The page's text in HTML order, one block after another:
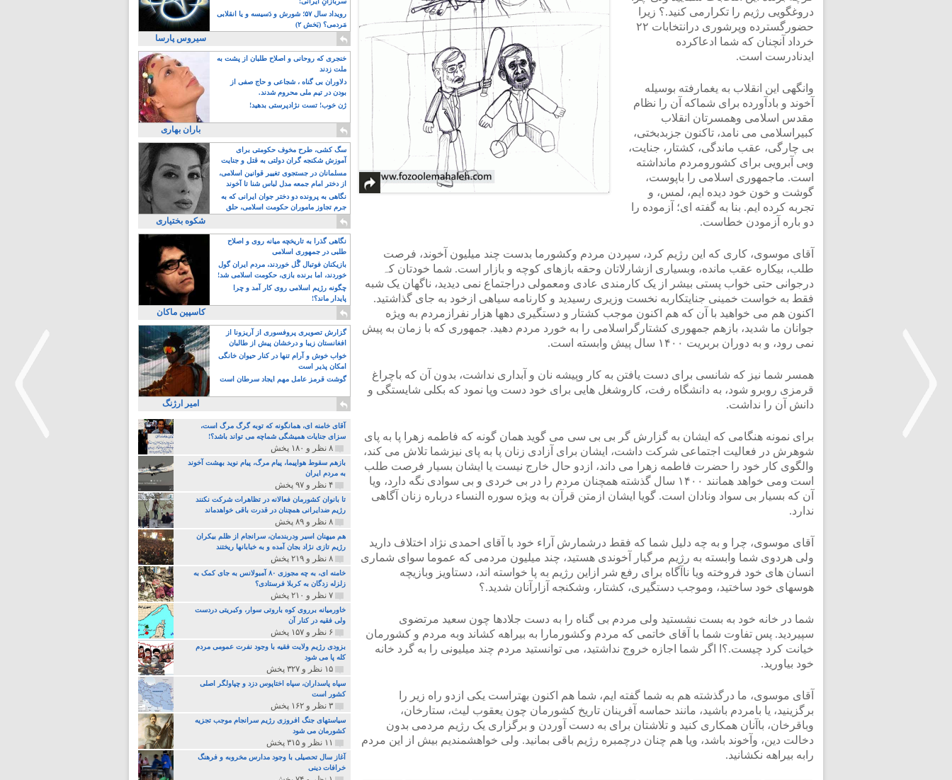
دروغگویی رژیم را تکرارمی کنید.؟ زیرا
حضورگسترده وپرشوری درانتخابات ۲۲
خرداد آنچنان که شما ادعاکرده
ایدنادرست است.
وانگهی این انقلاب به یغمارفته بوسیله
آخوند و بادآورده برای شماکه آن را نظام
مقدس اسلامی وهمسرتان انقلاب
کبیراسلامی می نامد، تاکنون جزبدبختی،
بی چارگی، عقب ماندگی، کشتار، جنایت،
وبی آبرویی برای کشورومردم مانداشته
است. ماجمهوری اسلامی را باپوست،
گوشت و خون خود دیده ایم، لمس، و
تجربه کرده ایم. بنا به گفته ای؛ آزموده را
دو باره آزمودن خطاست.
آقای موسوی، کاری که این رژیم کرد، سپردن مردم وکشورما بدست چند میلیون آخوند، فرصت
طلب، بیکاره عقب مانده، وبسیاری ازشارلاتان وحقه بازهای کوچه و بازار است. شما خودتان کہ
درجوانی حتی خواب پستی بیشر از یک کارمندی عادی ومعمولی دراجتماع نمی دیدید، ناگهان یک شبه
فقط به خواست خمینی جنایتکاربه نخست وزیری رسیدید و کارنامه سیاهی ازخود به جای گذاشتید.
اکنون هم می خواهید با آن که هم اکنون موجب کشتار و دستگیری دهها هزار نفرازمردم به ویژه
جوانان ما شدید، بازهم جمهوری کشتارگراسلامی را به خورد مردم دهید. جمهوری که با زمان به پیش
نمی رود، و به دوران بربریت ۱۴۰۰ سال پیش وابسته است.
همسر شما نیز که شانسی برای دست یافتن به کار وپیشه نان و آبداری نداشت، بدون آن که باچراغ
قرمزی روبرو شود، به دانشگاه رفت، کاروشغل هایی برای خود دست وپا نمود که بکلی شایستگی و
دانش آن را نداشت.
برای نمونه هنگامی که ایشان به گزارش گر بی بی سی می گوید همان گونه که فاطمه زهرا پا به پای
شوهرش در فعالیت اجتماعی شرکت داشت، ایشان برای آزادی زنان پا به پای نی‍زشما تلاش می کند،
والگوی کار خود را حضرت فاطمه زهرا می داند، ازدو حال خارج نیست یا ایشان بسیار فرصت طلب
است ومی خواهد همانند ۱۴۰۰ سال گذشته همچنان مردم را در بی خردی و بی سوادی نگه دارد، ویا
آن که بسیار بی سواد ونادان است. گویا ایشان ازمتن قرآن به ویژه سوره النساء درباره زنان آگاهی
ندارد.
آقای موسوی، چرا و به چه دلیل شما که فقط درشمارش آراء خود با آقای احمدی نژاد اختلاف دارید
ولی هردوی شما وابسته به رژیم مرگبار آخوندی هستید، چند میلیون مردمی که عموما سوای شماری
انسان های خود فروخته ویا ناآگاه برای رفع شر ازاین رژیم به پا خواسته اند، دستاویز وبازیچه
هوسهای خود ساختید، وموجب دستگیری، کشتار، وشکنجه آزارآنان شدید.؟
شما در خانه خود به بست نشستید ولی مردم بی گناه را به دست جلادها چون سعید مرتضوی
سپیردید. پس تفاوت شما با آقای خاتمی که مردم وکشورمارا به بیراهه کشاند وبه مردم و کشورمان
خیانت کرد چیست.؟ا اگر شما اجازه خروج نداشتید، می توانستید مردم چند میلیونی را به گرد خانه
خود بیاورید.
آقای موسوی، ما درگذشته هم به شما گفته ایم، شما هم اکنون بهتراست یکی ازدو راه زیر را
برگزینید، یا بامردم باشید، مانند حماسه آفرینان تاریخ کشورمان چون یعقوب لیث، ستارخان،
وباقرخان، باآنان همکاری کنید و تلاشتان برای به دست آوردن و برگزاری یک رژیم مردمی بدون
دخالت دین، وآخوند باشد، ویا هم چنان درچمبره رژیم باقی بمانید. ولی خواهشمندیم بیش از این مردم
رابه بیراهه نکشانید.
رویداد سال ۵۷؛ شورش و دَسیسه و یا انقلابی
مَردمی؟ (بَخش ۲)
سیروس پارسا
خنجری که روحانی و اصلاح طلبان از پشت به
ملت زدند
دلاوران بی گناه ، شجاعی و حاج صفی از
بودن در تیم ملی محروم شدند.
ژن خوب! تست نژادپرستی بدهید!
باران بهاری
سگ کشی، طرح مخوف حکومتی برای
آموزش شکنجه گران دولتی به قتل و جنایت
بیشتر
مسلمانان در جستجوی تغییر قوانین اسلامی،
از دختر امام جمعه مدل لباس شنا تا آخوند
مسلمان همجنسگرا!
نگاهی به پرونده دو دختر جوان ایرانی که به
جرم تجاوز ماموران حکومت اسلامی، حلق
آویز شدند!
شکوه بختیاری
نگاهی گذرا به تاریخچه میانه روی و اصلاح
طلبی در جمهوری اسلامی
بازیکنان فوتبال گًل خوردند، مردم ایران گول
خوردند، اما برنده بازی، حکومت اسلامی شد!
چگونه رژیم اسلامی روی کار آمد و چرا
پایدار ماند؟!
کاسپین ماکان
گزارش تصویری پروفسوری از آریزونا از
افغانستان زیبا و درخشان پیش از طالبان
خواب خوش و آرام تنها در کنار حیوان خانگی
امکان پذیر است
گوشت قرمز عامل مهم ایجاد سرطان است
امیر ارژنگ
آقای خامنه ای، همانگونه که توبه گرگ مرگ است،
سزای جنایات همیشگی شماچه می تواند باشد؟!
۸ نظر و ۱۸۰ پخش
بازهم سقوط هواپیما، پیام مرگ، پیام نوید بهشت آخوند
به مردم ایران
۴ نظر و ۹۷ پخش
تا بانوان کشورمان فعالانه در تظاهرات شرکت نکنند
رژیم ضدایرانی همچنان در قدرت باقی خواهدماند
۸ نظر و ۸۹ پخش
هم میهنان اسیر ودربندمان، سرانجام از ظلم بیکران
رژیم تازی نژاد بجان آمده و به خبابانها ریختند
۸ نظر و ۲۱۹ پخش
خامنه ای، به چه مجوزی ۸۰ آمبولانس به جای کمک به
زلزله زدگان به کربلا فرستادی؟
۷ نظر و ۲۱۰ پخش
خاورمیانه برروی کوه باروتی سوار، وکبریتی دردست
ولی فقیه در کنار آن
۶ نظر و ۱۵۷ پخش
بزودی رژیم ولایت فقیه با وجود نفرت عمومی مردم
کله پا می شود
۱۵ نظر و ۳۲۷ پخش
سپاه پاسداران، سپاه اختاپوس دزد و چپاولگر اصلی
کشور است
۳ نظر و ۱۶۲ پخش
سیاستهای جنگ افروزی رژیم سرانجام موجب تجزیه
کشورمان می شود
۱۱ نظر و ۳۱۵ پخش
آغاز سال تحصیلی با وجود مدارس مخروبه و فرهنگ
خرافات دینی